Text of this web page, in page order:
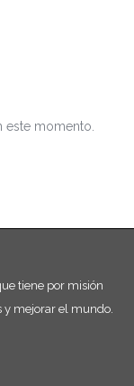
este momento.
tiene por misión
y mejorar el mundo.